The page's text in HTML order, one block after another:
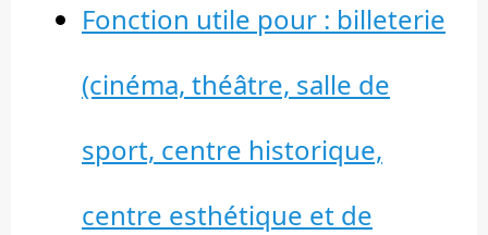
Fonction utile pour : billeterie
(cinéma, théâtre, salle de
sport, centre historique,
centre esthétique et de